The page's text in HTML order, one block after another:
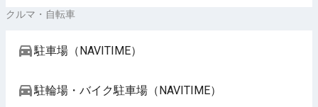
クルマ・自転車
駐車場（NAVITIME）
駐輪場・バイク駐車場（NAVITIME）